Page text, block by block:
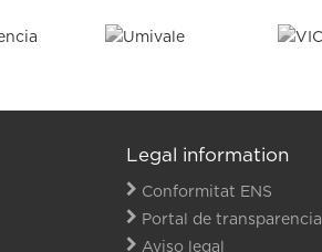
Legal information
Conformitat ENS
Portal de transparencia
Aviso legal